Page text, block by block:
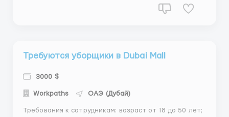
хорошая физ. подготовка, выносливость; знание
Требуются уборщики в Dubai Mall
3000 $
Workрaths ОАЭ (Дубай)
Требования к сотрудникам: возраст от 18 до 50 лет;